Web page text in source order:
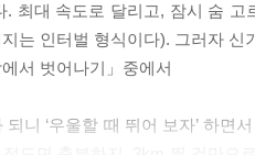
. 최대 속도로 달리고, 잠시 숨
는 인터벌 형식이다). 그러자
서 벗어나기」중에서
되니 ‘우울할 때 뛰어 보자’ 하